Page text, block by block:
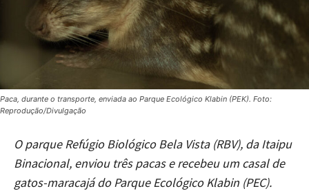
Paca, durante o transporte, enviada ao Parque Ecológico Klabin (PEK). Foto:
Reprodução/Divulgação
O parque Refúgio Biológico Bela Vista (RBV), da Itaipu
Binacional, enviou três pacas e recebeu um casal de
gatos-maracajá do Parque Ecológico Klabin (PEC).